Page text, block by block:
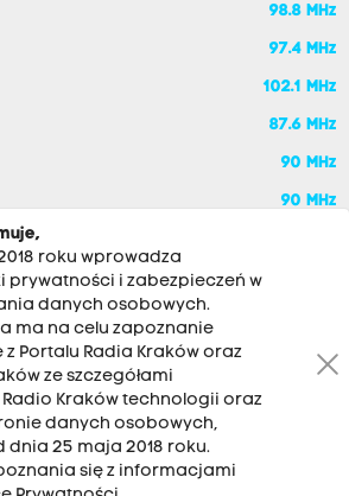
98.8 MHz
97.4 MHz
102.1 MHz
87.6 MHz
90 MHz
90 MHz
Juliusza Słowackiego 22, 30-007
Antena: 12 200 33 33
roku wprowadza
prywatności i zabezpieczeń w
danych osobowych.
ma na celu zapoznanie
Portalu Radia Kraków oraz
ze szczegółami
Kraków technologii oraz
danych osobowych,
25 maja 2018 roku.
się z informacjami